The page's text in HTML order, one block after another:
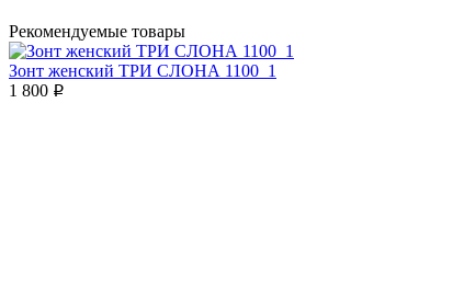
Рекомендуемые товары
Зонт женский ТРИ СЛОНА 1100_1
1 800 p